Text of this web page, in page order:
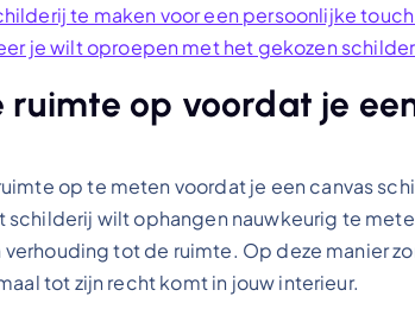
te maken voor een persoonlijke
je wilt oproepen met het gekozen
op voordat je
op te meten voordat je een canvas
schilderij wilt ophangen nauwkeurig te
tot de ruimte. Op deze manier
tot zijn recht komt in jouw interieur.